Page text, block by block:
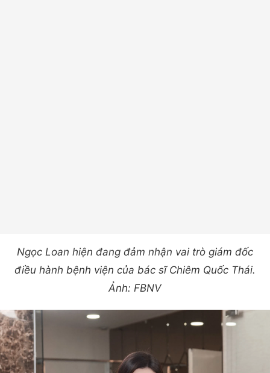
Ngọc Loan hiện đang đảm nhận vai trò giám đốc
điều hành bệnh viện của bác sĩ Chiêm Quốc Thái.
Ảnh: FBNV